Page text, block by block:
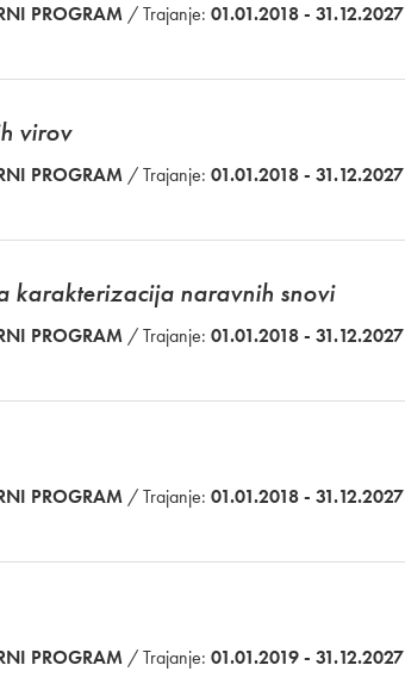
PROGRAM / Trajanje: 01.01.2018 - 31.12.2027
virov
PROGRAM / Trajanje: 01.01.2018 - 31.12.2027
karakterizacija naravnih snovi
PROGRAM / Trajanje: 01.01.2018 - 31.12.2027
PROGRAM / Trajanje: 01.01.2018 - 31.12.2027
PROGRAM / Trajanje: 01.01.2019 - 31.12.2027